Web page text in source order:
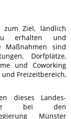
zum Ziel, ländlich
erhalten und
Maßnahmen sind
Dorfplätze,
und Coworking
Freizeitbereich,
dieses Landes-
Sie bei den
Münster